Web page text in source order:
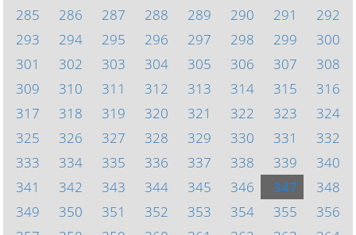
285
286 287 288 289 290 291
292
293
294 295 296 297 298 299
300
301
302 303 304 305 306 307
308
309
310 311 312 313 314 315
316
317
318 319 320 321 322 323
324
325
326 327 328 329 330 331
332
333
334 335 336 337 338 339
340
341
342 343 344 345 346 347
348
349
350 351 352 353 354 355
356